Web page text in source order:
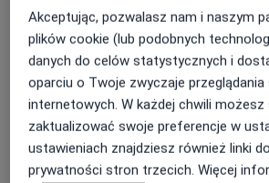
Doświadczają trudności
lękiem, chronicznym napięciem,
lub obniżonym nastrojem.
Napotkają wyzwania w relacjach:
budowaniem satysfakcjonujących
(prywatnych i zawodowych) oraz z
stawianiem granic.
Akceptując, pozwalasz nam i naszym
plików cookie (lub podobnych
danych do celów statystycznych i
oparciu o Twoje zwyczaje
internetowych. W każdej chwili możesz
zaktualizować swoje preferencje w
ustawieniach znajdziesz również linki
prywatności stron trzecich. Więcej